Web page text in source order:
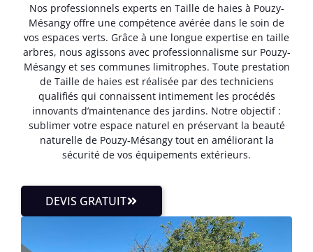
Nos professionnels experts en Taille de haies à Pouzy-
Mésangy offre une compétence avérée dans le soin de
vos espaces verts. Grâce à une longue expertise en taille
arbres, nous agissons avec professionnalisme sur Pouzy-
Mésangy et ses communes limitrophes. Toute prestation
de Taille de haies est réalisée par des techniciens
qualifiés qui connaissent intimement les procédés
innovants d’maintenance des jardins. Notre objectif :
sublimer votre espace naturel en préservant la beauté
naturelle de Pouzy-Mésangy tout en améliorant la
sécurité de vos équipements extérieurs.
DEVIS GRATUIT